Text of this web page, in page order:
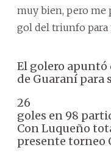
muy bien, pero me
gol del triunfo para
El golero apuntó
de Guaraní para
26
goles en 98
Con Luqueño
presente torneo